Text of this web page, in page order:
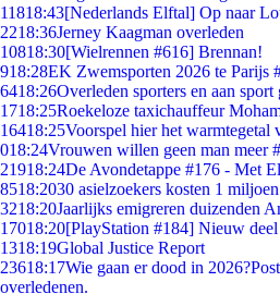
11818:43[Nederlands Elftal] Op naar
2218:36Jerney Kaagman overleden
10818:30[Wielrennen #616] Brennan!
918:28EK Zwemsporten 2026 te Parijs
6418:26Overleden sporters en aan sport
1718:25Roekeloze taxichauffeur
16418:25Voorspel hier het warmtegetal
018:24Vrouwen willen geen man meer
21918:24De Avondetappe #176 - Met
8518:2030 asielzoekers kosten 1
3218:20Jaarlijks emigreren duizenden
17018:20[PlayStation #184] Nieuw deel
1318:19Global Justice Report
23618:17Wie gaan er dood in
overledenen.